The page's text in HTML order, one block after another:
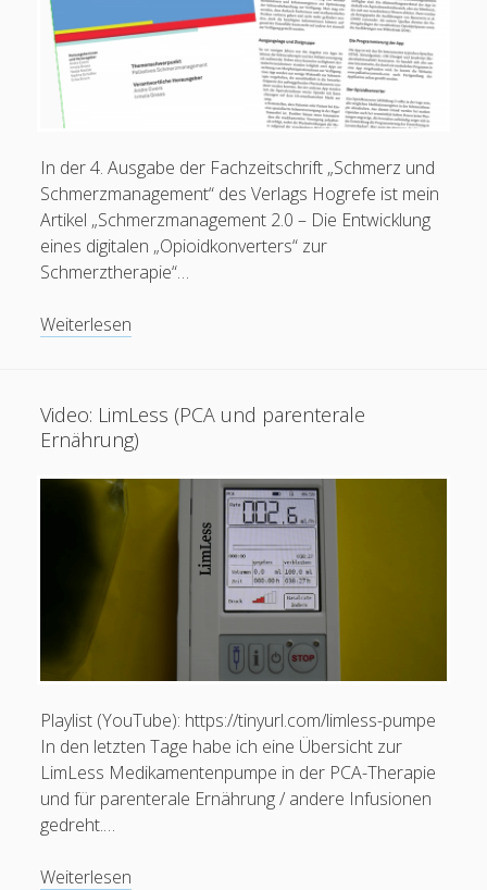
Karteinummer 1853410
Ihr Name
Ihre E-Mail-Adresse
In der 4. Ausgabe der Fachzeitschrift „Schmerz und
Schmerzmanagement“ des Verlags Hogrefe ist mein
Artikel „Schmerzmanagement 2.0 – Die Entwicklung
eines digitalen „Opioidkonverters“ zur
Schmerztherapie“…
Weiterlesen
und
Schmerzmanagement
Jg.
Video: LimLess (PCA und parenterale
Ernährung)
Playlist (YouTube): https://tinyurl.com/limless-pumpe
In den letzten Tage habe ich eine Übersicht zur
LimLess Medikamentenpumpe in der PCA-Therapie
und für parenterale Ernährung / andere Infusionen
gedreht.…
Weiterlesen